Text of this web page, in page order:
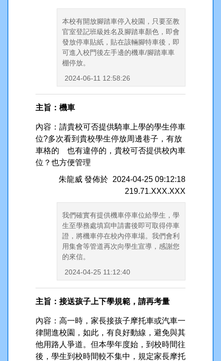
本校有開放腳踏車停入校園，只要至教
官室登記班級姓名及腳踏車顏色，即會
發放停車貼紙，貼在該輛腳特車後，即
可進入校門後左手邊的機車/腳踏車車
棚停放。
2024-06-11 12:58:26
主旨：機車
內容：請貴校可否提供騎車上學的學生停車
位?多次看到貴校學生停放周邊巷子，有放
車格的 也有違停的，貴校可否提供校內車
位？也方便管理
朱龍威 發佈於 2024-04-25 09:12:18
219.71.XXX.XXX
我們確實有提供機車停車位給學生，學
生至學務處填寫申請書後即可取得停車
證，將機車停在校內停車場。我們會利
用集會等管道再次向學生宣導，感謝您
的來信。
2024-04-25 11:12:40
主旨：接送孩子上下學規範，請再考量
內容：高一時，家長接孩子摩托車或汽車一
律開進校園，如此，有良好動線，避免與其
他用路人爭道。但本學年度始，到校時間往
後，學生到校時間較不集中，規定家長摩托